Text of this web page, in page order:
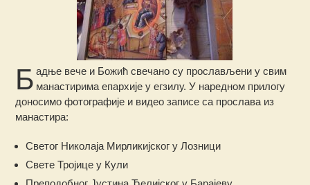
Б адње вече и Божић свечано су прослављени у свим
манастирима епархије у егзилу. У наредном прилогу
доносимо фотографије и видео записе са прослава из
манастира:
Светог Николаја Мирликијског у Лозници
Свете Тројице у Кули